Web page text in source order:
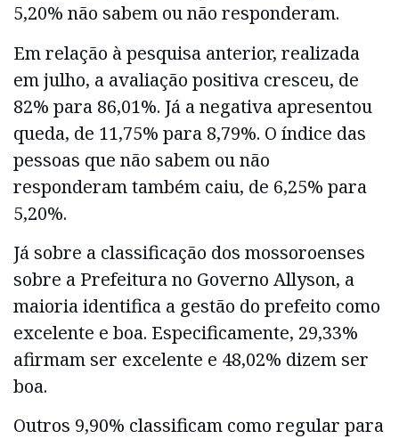
5,20% não sabem ou não responderam.
Em relação à pesquisa anterior, realizada
em julho, a avaliação positiva cresceu, de
82% para 86,01%. Já a negativa apresentou
queda, de 11,75% para 8,79%. O índice das
pessoas que não sabem ou não
responderam também caiu, de 6,25% para
5,20%.
Já sobre a classificação dos mossoroenses
sobre a Prefeitura no Governo Allyson, a
maioria identifica a gestão do prefeito como
excelente e boa. Especificamente, 29,33%
afirmam ser excelente e 48,02% dizem ser
boa.
Outros 9,90% classificam como regular para